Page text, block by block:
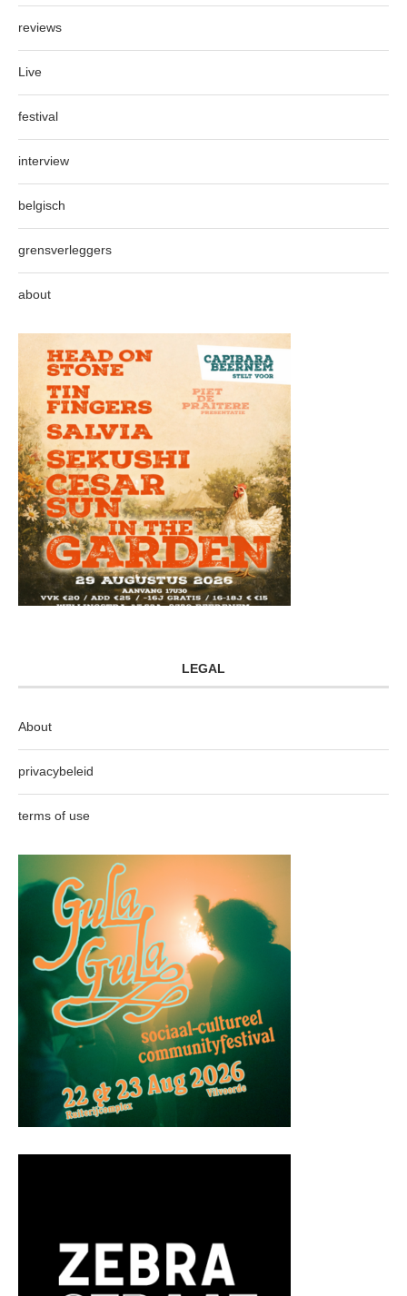
reviews
Live
festival
interview
belgisch
grensverleggers
about
LEGAL
About
privacybeleid
terms of use